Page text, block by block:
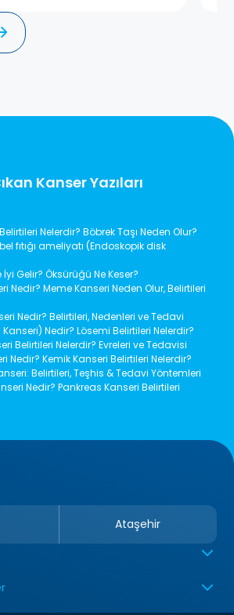
Kanser Yazıları
Nelerdir? Böbrek Taşı Neden Olur?
fıtığı ameliyatı (Endoskopik disk
Gelir? Öksürüğü Ne Keser?
Nedir? Meme Kanseri Neden Olur, Belirtileri
Nedir? Belirtileri, Nedenleri ve Tedavi
Nedir? Lösemi Belirtileri Nelerdir?
Belirtileri Nelerdir? Evreleri ve Tedavisi
Nedir? Kemik Kanseri Belirtileri Nelerdir?
Belirtileri, Teşhis & Tedavi Yöntemleri
Nedir? Pankreas Kanseri Belirtileri
Ataşehir